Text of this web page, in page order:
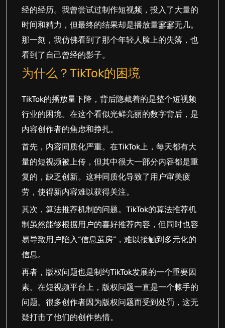
经的经历。我曾尝试过制作短视频，投入了大量的
时间和精力，但最终的结果却是播放量寥寥无几。
那一刻，我仿佛看到了那个年轻人脸上的失落，也
看到了自己曾经的影子。
为什么？TikTok的困境
TikTok的播放量下降，背后隐藏着的是整个短视频
行业的困境。在这个看似光鲜亮丽的数字背后，是
内容创作者的焦虑和挣扎。
首先，内容同质化严重。在TikTok上，每天都有大
量的短视频被上传，但其中很大一部分内容都是重
复的，缺乏创新。这种同质化导致了用户审美疲
劳，使得新内容难以获得关注。
其次，算法推荐机制的问题。TikTok的算法推荐机
制虽然能够根据用户的喜好推荐内容，但同时也容
易导致用户陷入“信息茧房”，难以接触到多元化的
信息。
再者，版权问题也是制约TikTok发展的一个重要因
素。在短视频平台上，版权问题一直是一个棘手的
问题。很多创作者因为版权问题而受到处罚，这无
疑打击了他们的创作热情。